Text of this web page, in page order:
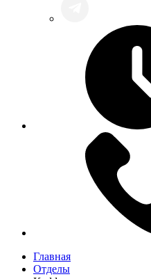
Главная
Отделы